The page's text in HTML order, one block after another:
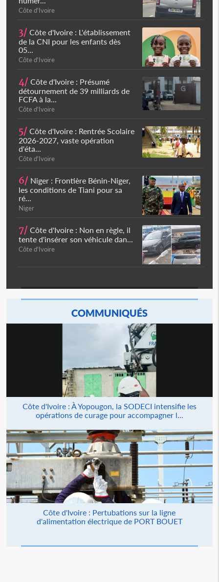
Côte d'Ivoire
3/ Côte d'Ivoire : L'établissement
de la CNI pour les enfants dès
05...
Côte d'Ivoire
4/ Côte d'Ivoire : Présumé
détournement de 39 milliards de
FCFA à la...
Côte d'Ivoire
5/ Côte d'Ivoire : Rentrée Scolaire
2026-2027, vaste opération
d'éta...
Côte d'Ivoire
6/ Niger : Frontière Bénin-Niger,
les conditions de Tiani pour sa
ré...
Niger
7/ Côte d'Ivoire : Non en règle, il
tente d'insérer son véhicule dan...
Côte d'Ivoire
COMMUNIQUÉS
Côte d'Ivoire : À Yopougon, la SODECI intensifie les
opérations de curage pour accompagner l...
Côte d'Ivoire : Pertubations sur la ligne
d'alimentation électrique de PORT BOUET